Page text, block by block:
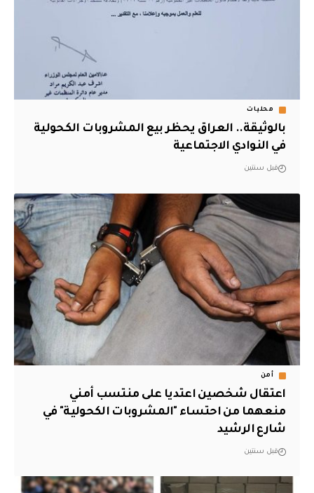
محليات
بالوثيقة.. العراق يحظر بيع المشروبات الكحولية
في النوادي الاجتماعية
قبل سنتين
أمن
اعتقال شخصين اعتديا على منتسب أمني
منعهما من احتساء "المشروبات الكحولية" في
شارع الرشيد
قبل سنتين